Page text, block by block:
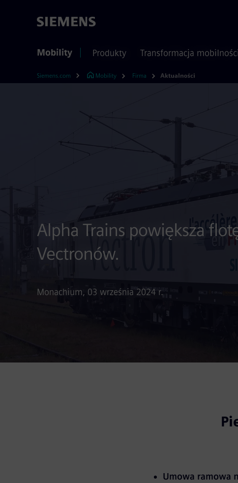
Mobility Produkty Transformacja mobilności
Siemens.com Mobility Firma Aktualności
Alpha Trains powiększa
Vectronów.
Monachium, 03 września 2024 r.
Umowa ramowa